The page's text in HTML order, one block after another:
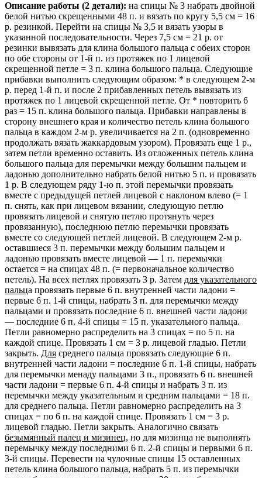
Описание работы (2 детали): на спицы № 3 набрать двойной
белой нитью скрещенными 48 п. и вязать по кругу 5,5 см = 16
р. резинкой. Перейти на спицы № 3,5 и вязать узоры в
указанной последовательности. Через 7,5 см = 21 р. от
резинки вывязать для клина большого пальца с обеих сторон
по обе стороны от 1-й п. из протяжек по 1 лицевой
скрещенной петле = 3 п. клина большого пальца. Следующие
прибавки выполнить следующим образом: * в следующем 2-м
р. перед 1-й п. и после 2 прибавленных петель вывязать из
протяжек по 1 лицевой скрещенной петле. От * повторить 6
раз = 15 п. клина большого пальца. Прибавки направлены в
сторону внешнего края и количество петель клина большого
пальца в каждом 2-м р. увеличивается на 2 п. (одновременно
продолжать вязать жаккардовым узором). Провязать еще 1 р.,
затем петли временно оставить. Из отложенных петель клина
большого пальца для перемычки между большим пальцем и
ладонью дополнительно набрать белой нитью 5 п. и провязать
1 р. В следующем ряду 1-ю п. этой перемычки провязать
вместе с предыдущей петлей лицевой с наклоном влево (= 1
п. снять, как при лицевом вязании, следующую петлю
провязать лицевой и снятую петлю протянуть через
провязанную), последнюю петлю перемычки провязать
вместе со следующей петлей лицевой. В следующем 2-м р.
оставшиеся 3 п. перемычки между большим пальцем и
ладонью провязать вместе лицевой — 1 п. перемычки
остается = на спицах 48 п. (= первоначальное количество
петель). На всех петлях провязать 3 р. Затем для указательного
пальца провязать первые 6 п. внутренней части ладони =
первые 6 п. 1-й спицы, набрать 3 п. для перемычки между
пальцами и провязать последние 6 п. внешней части ладони
— последние 6 п. 4-й спицы = 15 п. указательного пальца.
Петли равномерно распределить на 3 спицах = по 5 п. на
каждой спице. Провязать 1 см = 3 р. лицевой гладью. Петли
закрыть. Для среднего пальца провязать следующие 6 п.
внутренней части ладони = последние 6 п. 1-й спицы, набрать
для перемычки менаду пальцами 3 п., провязать 6 п. внешней
части ладони = первые 6 п. 4-й спицы и набрать 3 п. из
перемычки между указательным и средним пальцами = 18 п.
для среднего пальца. Петли равномерно распределить на 3
спицах = по 6 п. на каждой спице. Провязать 1 см = 3 р.
лицевой гладью. Петли закрыть. Аналогично связать
безымянный палец и мизинец, но для мизинца не выполнять
перемычку между последними 6 п. 2-й спицы и первыми 6 п.
3-й спицы. Перевести на чулочные спицы 15 оставленных
петель клина большого пальца, набрать 5 п. из перемычки